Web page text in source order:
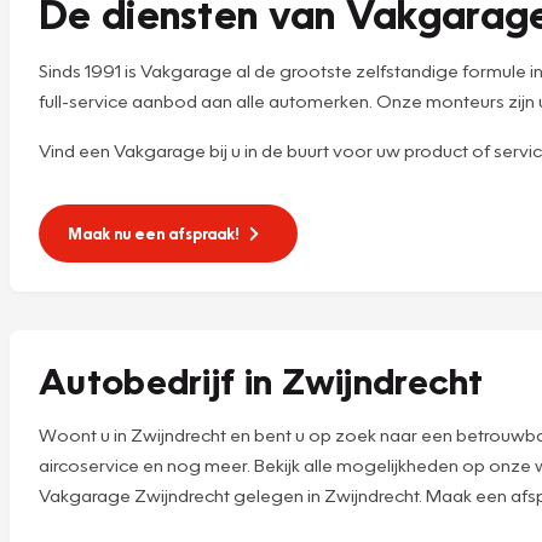
De diensten van
Sinds 1991 is Vakgarage al de grootste zelfstandige formule
full-service aanbod aan alle automerken. Onze monteurs
Vind een Vakgarage bij u in de buurt voor uw product of
Maak nu een afspraak!
Autobedrijf in Zwijndrecht
Woont u in Zwijndrecht en bent u op zoek naar een
aircoservice en nog meer. Bekijk alle mogelijkheden op
Vakgarage Zwijndrecht gelegen in Zwijndrecht. Maak een